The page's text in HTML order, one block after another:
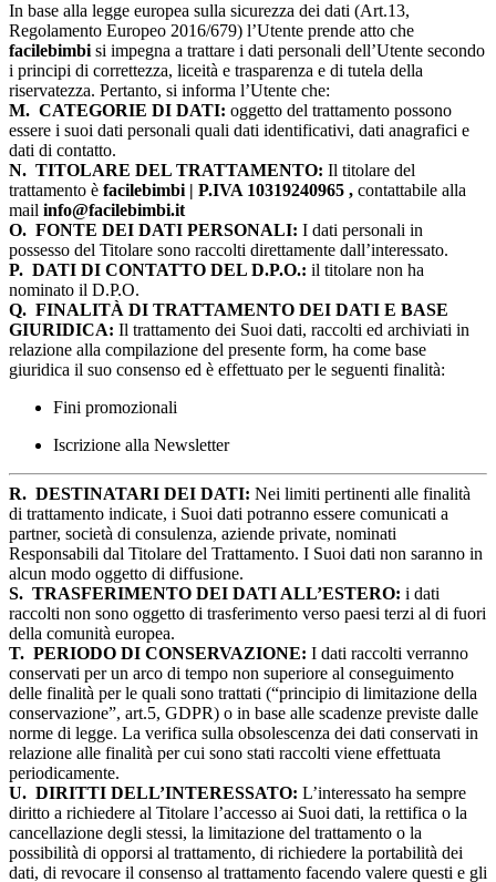
In base alla legge europea sulla sicurezza dei dati (Art.13,
Regolamento Europeo 2016/679) l’Utente prende atto che
facilebimbi si impegna a trattare i dati personali dell’Utente secondo
i principi di correttezza, liceità e trasparenza e di tutela della
riservatezza. Pertanto, si informa l’Utente che:
M. CATEGORIE DI DATI: oggetto del trattamento possono
essere i suoi dati personali quali dati identificativi, dati anagrafici e
dati di contatto.
N. TITOLARE DEL TRATTAMENTO: Il titolare del
trattamento è facilebimbi | P.IVA 10319240965 , contattabile alla
mail info@facilebimbi.it
O. FONTE DEI DATI PERSONALI: I dati personali in
possesso del Titolare sono raccolti direttamente dall’interessato.
P. DATI DI CONTATTO DEL D.P.O.: il titolare non ha
nominato il D.P.O.
Q. FINALITÀ DI TRATTAMENTO DEI DATI E BASE
GIURIDICA: Il trattamento dei Suoi dati, raccolti ed archiviati in
relazione alla compilazione del presente form, ha come base
giuridica il suo consenso ed è effettuato per le seguenti finalità:
Fini promozionali
Iscrizione alla Newsletter
R. DESTINATARI DEI DATI: Nei limiti pertinenti alle finalità
di trattamento indicate, i Suoi dati potranno essere comunicati a
partner, società di consulenza, aziende private, nominati
Responsabili dal Titolare del Trattamento. I Suoi dati non saranno in
alcun modo oggetto di diffusione.
S. TRASFERIMENTO DEI DATI ALL’ESTERO: i dati
raccolti non sono oggetto di trasferimento verso paesi terzi al di fuori
della comunità europea.
T. PERIODO DI CONSERVAZIONE: I dati raccolti verranno
conservati per un arco di tempo non superiore al conseguimento
delle finalità per le quali sono trattati (“principio di limitazione della
conservazione”, art.5, GDPR) o in base alle scadenze previste dalle
norme di legge. La verifica sulla obsolescenza dei dati conservati in
relazione alle finalità per cui sono stati raccolti viene effettuata
periodicamente.
U. DIRITTI DELL’INTERESSATO: L’interessato ha sempre
diritto a richiedere al Titolare l’accesso ai Suoi dati, la rettifica o la
cancellazione degli stessi, la limitazione del trattamento o la
possibilità di opporsi al trattamento, di richiedere la portabilità dei
dati, di revocare il consenso al trattamento facendo valere questi e gli